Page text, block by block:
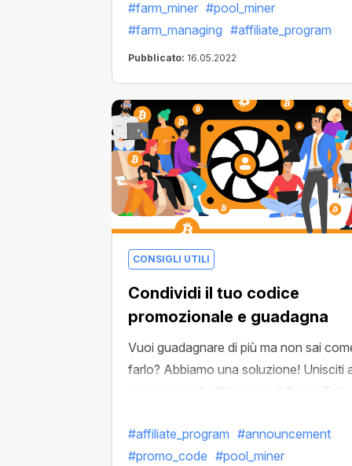
Programma Affiliati!
#farm_miner #pool_miner
#farm_managing #affiliate_program
Pubblicato: 16.05.2022
CONSIGLI UTILI
Condividi il tuo codice
promozionale e guadagna
Vuoi guadagnare di più ma non sai
farlo? Abbiamo una soluzione! Unisciti
programma di affiliazione di CryptoTab
promozionale speciale con altri utenti e
ottieni la percentuale del loro profitto
#affiliate_program #announcement
#promo_code #pool_miner